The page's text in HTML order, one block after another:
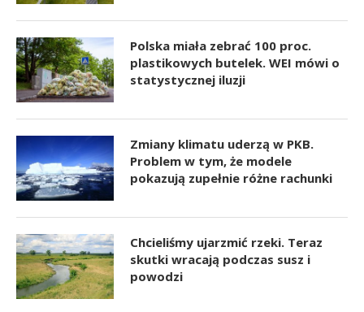
Polska miała zebrać 100 proc.
plastikowych butelek. WEI mówi o
statystycznej iluzji
Zmiany klimatu uderzą w PKB.
Problem w tym, że modele
pokazują zupełnie różne rachunki
Chcieliśmy ujarzmić rzeki. Teraz
skutki wracają podczas susz i
powodzi